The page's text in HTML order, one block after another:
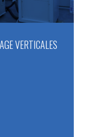
VERTICALES